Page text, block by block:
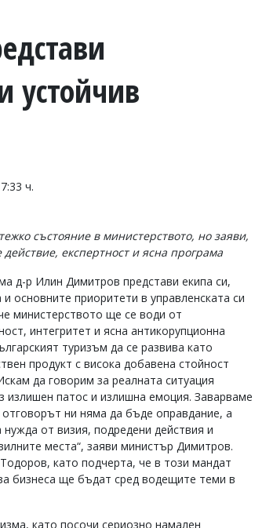
устойчив
ч.
състояние в министерството, но заяви,
експертност и ясна програма
д-р Илин Димитров представи екипа си,
основните приоритети в управленската си
министерството ще се води от
интегритет и ясна антикорупционна
туризъм да се развива като
продукт с висока добавена стойност
да говорим за реалната ситуация
излишен патос и излишна емоция. Заварваме
ни няма да бъде оправдание, а
от визия, подредени действия и
места“, заяви министър Димитров.
като подчерта, че в този мандат
бизнеса ще бъдат сред водещите теми в
като посочи сериозно намален